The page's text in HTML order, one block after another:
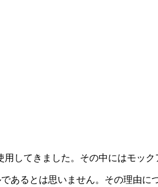
してきました。その中にはモッ
あるとは思いません。その理由に